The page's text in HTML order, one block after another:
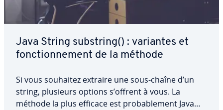
Java String substring() : variantes et
fonc­tion­ne­ment de la méthode
Si vous souhaitez extraire une sous-chaîne d’un
string, plusieurs options s’offrent à vous. La
méthode la plus efficace est pro­ba­ble­ment Java